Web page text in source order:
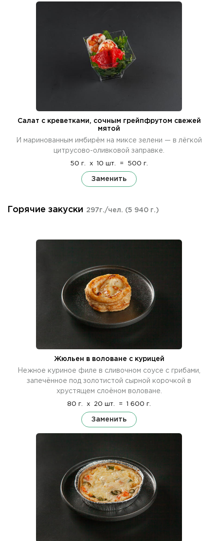
Салат с креветками, сочным грейпфрутом свежей
мятой
И маринованным имбирём на миксе зелени — в лёгкой
цитрусово-оливковой заправке.
50 г. x 10 шт. = 500 г.
Заменить
Горячие закуски 297г./чел. (5 940 г.)
Жюльен в воловане с курицей
Нежное куриное филе в сливочном соусе с грибами,
запечённое под золотистой сырной корочкой в
хрустящем слоёном воловане.
80 г. x 20 шт. = 1 600 г.
Заменить